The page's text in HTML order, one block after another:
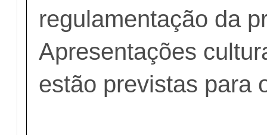
regulamentação da
Apresentações
estão previstas para